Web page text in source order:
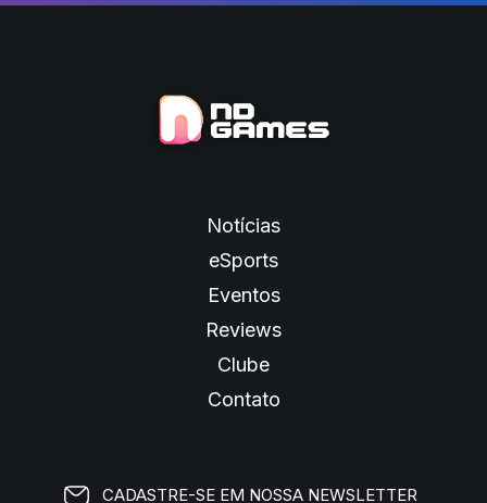
Notícias
eSports
Eventos
Reviews
Clube
Contato
CADASTRE-SE EM NOSSA NEWSLETTER